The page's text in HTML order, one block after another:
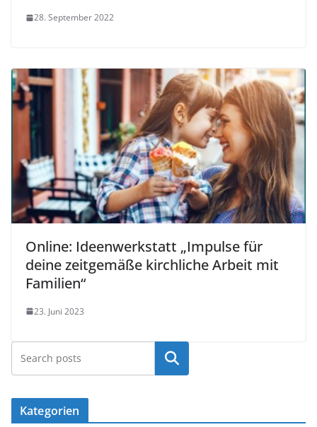
28. September 2022
Online: Ideenwerkstatt „Impulse für
deine zeitgemäße kirchliche Arbeit mit
Familien“
23. Juni 2023
Suchen
Kategorien